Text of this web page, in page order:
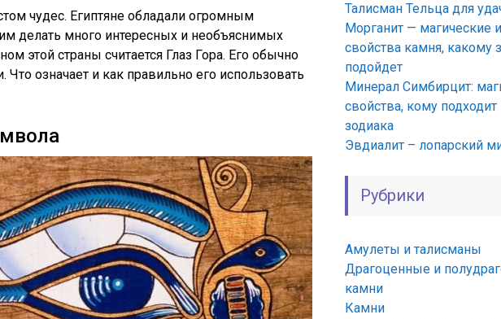
чудес. Египтяне обладали огромным
делать много интересных и необъяснимых
этой страны считается Глаз Гора. Его обычно
Что означает и как правильно его использовать
Талисман Тельца для
Морганит — магические
свойства камня, какому
подойдет
Минерал Симбирцит:
свойства, кому подходит
зодиака
Эвдиалит – лопарский
Рубрики
Амулеты и талисманы
Драгоценные и
камни
Камни